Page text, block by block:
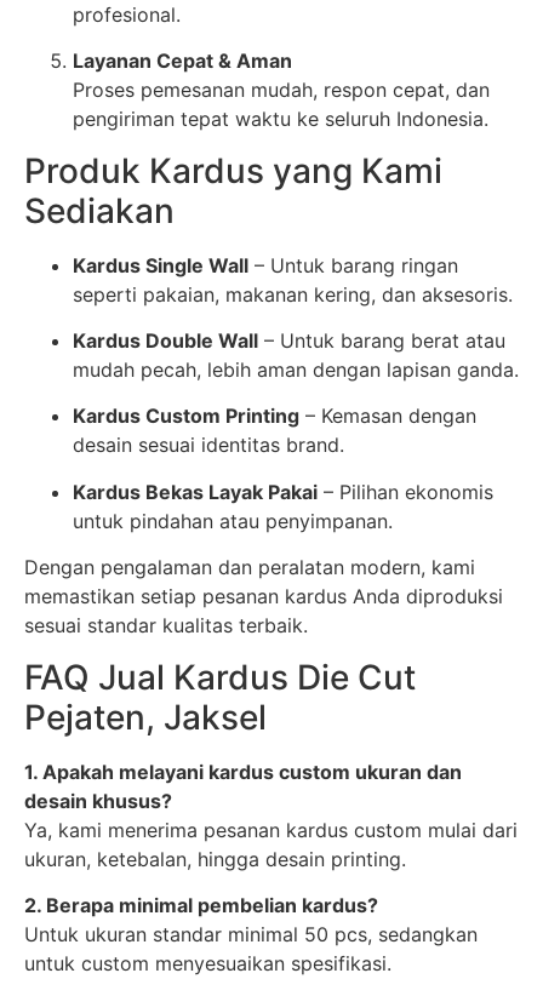
profesional.
Layanan Cepat & Aman
Proses pemesanan mudah, respon cepat, dan
pengiriman tepat waktu ke seluruh Indonesia.
Produk Kardus yang Kami
Sediakan
Kardus Single Wall – Untuk barang ringan
seperti pakaian, makanan kering, dan aksesoris.
Kardus Double Wall – Untuk barang berat atau
mudah pecah, lebih aman dengan lapisan ganda.
Kardus Custom Printing – Kemasan dengan
desain sesuai identitas brand.
Kardus Bekas Layak Pakai – Pilihan ekonomis
untuk pindahan atau penyimpanan.
Dengan pengalaman dan peralatan modern, kami
memastikan setiap pesanan kardus Anda diproduksi
sesuai standar kualitas terbaik.
FAQ Jual Kardus Die Cut
Pejaten, Jaksel
1. Apakah melayani kardus custom ukuran dan
desain khusus?
Ya, kami menerima pesanan kardus custom mulai dari
ukuran, ketebalan, hingga desain printing.
2. Berapa minimal pembelian kardus?
Untuk ukuran standar minimal 50 pcs, sedangkan
untuk custom menyesuaikan spesifikasi.